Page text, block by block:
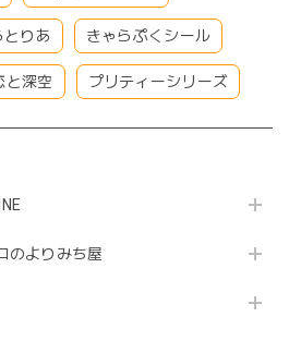
とりあ きゃらぷくシール
と深空 プリティーシリーズ
のよりみち屋